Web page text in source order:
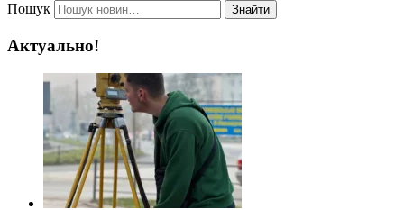
Пошук Знайти
Актуально!